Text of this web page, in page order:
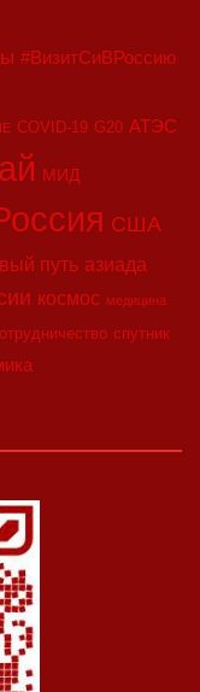
#ВизитСиВРоссию
COVID-19 G20 АТЭС
МИД
США
путь азиада
космос медицина
спутник